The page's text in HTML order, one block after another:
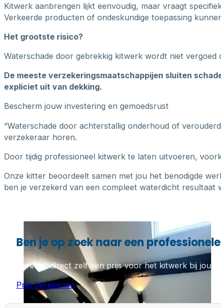
Kitwerk aanbrengen lijkt eenvoudig, maar vraagt
Verkeerde producten of ondeskundige toepassing
Het grootste risico?
Waterschade door gebrekkig kitwerk wordt niet
De meeste verzekeringsmaatschappijen sluiten
expliciet uit van dekking.
Bescherm jouw investering en gemoedsrust
“Waterschade door achterstallig onderhoud of
verzekeraar horen.
Door tijdig professioneel kitwerk te laten uitvoeren,
Onze kitter beoordeelt samen met jou het benodigde
ben je verzekerd van een compleet waterdicht resultaat
Ben je op zoek naar een
Bereken direct zelf een prijs voor het kitwerk bij jou
Prijs berekenen